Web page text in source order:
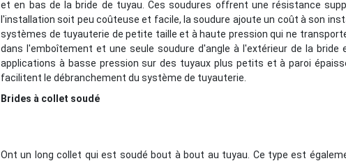
et en bas de la bride de tuyau. Ces soudures offrent une résistance
l'installation soit peu coûteuse et facile, la soudure ajoute un coût à son
systèmes de tuyauterie de petite taille et à haute pression qui ne
dans l'emboîtement et une seule soudure d'angle à l'extérieur de la bride
applications à basse pression sur des tuyaux plus petits et à paroi
facilitent le débranchement du système de tuyauterie.
Brides à collet soudé
Ont un long collet qui est soudé bout à bout au tuyau. Ce type est